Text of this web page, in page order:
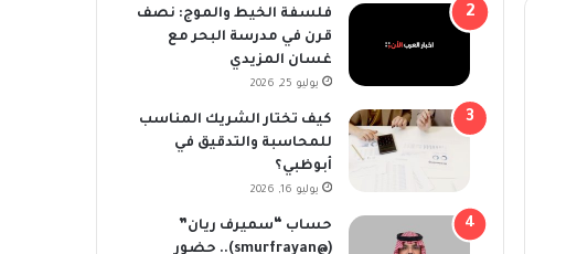
فلسفة الخيط والموج: نصف
قرن في مدرسة البحر مع
غسان المزيدي
يوليو 25, 2026
كيف تختار الشريك المناسب
للمحاسبة والتدقيق في
أبوظبي؟
يوليو 16, 2026
حساب “سميرف ريان”
(@smurfrayan).. حضور